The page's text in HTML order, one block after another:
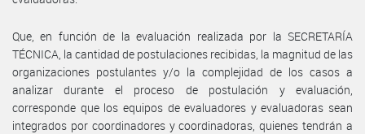
Que, en función de la evaluación realizada por la SECRETARÍA
TÉCNICA, la cantidad de postulaciones recibidas, la magnitud de las
organizaciones postulantes y/o la complejidad de los casos a
analizar durante el proceso de postulación y evaluación,
corresponde que los equipos de evaluadores y evaluadoras sean
integrados por coordinadores y coordinadoras, quienes tendrán a